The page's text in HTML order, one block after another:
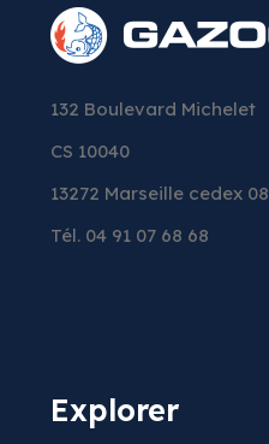
132 Boulevard Michelet
CS 10040
13272 Marseille cedex 08
Tél. 04 91 07 68 68
Explorer